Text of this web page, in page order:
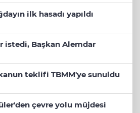
ilk hasadı yapıldı
istedi, Başkan Alemdar
teklifi TBMM'ye sunuldu
çevre yolu müjdesi